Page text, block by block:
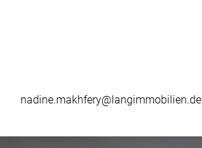
nadine.makhfery@langimmobilien.de